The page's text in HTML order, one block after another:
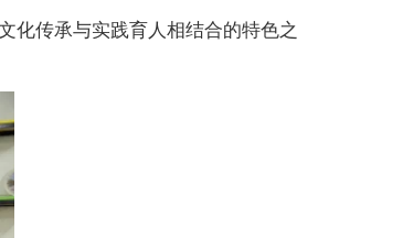
化传承与实践育人相结合的特色之